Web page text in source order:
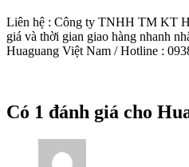
Liên hệ : Công ty TNHH TM KT
giá và thời gian giao hàng nhanh
Huaguang Việt Nam / Hotline :
Có 1 đánh giá cho